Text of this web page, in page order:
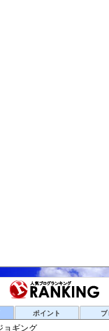
ポイント